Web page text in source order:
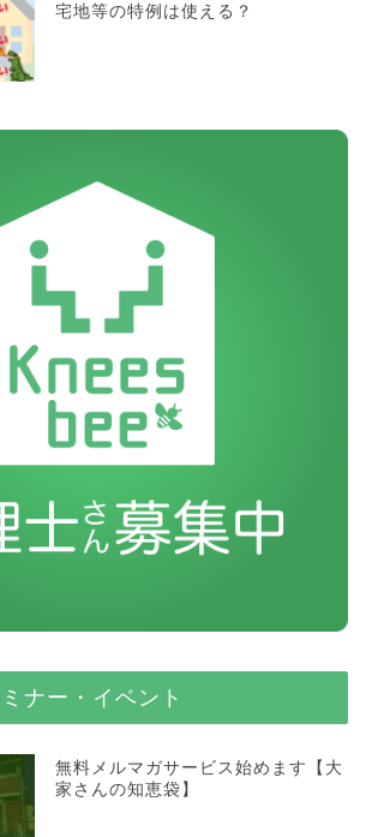
宅地等の特例は使える？
ナー・イベント
無料メルマガサービス始めます【大
家さんの知恵袋】